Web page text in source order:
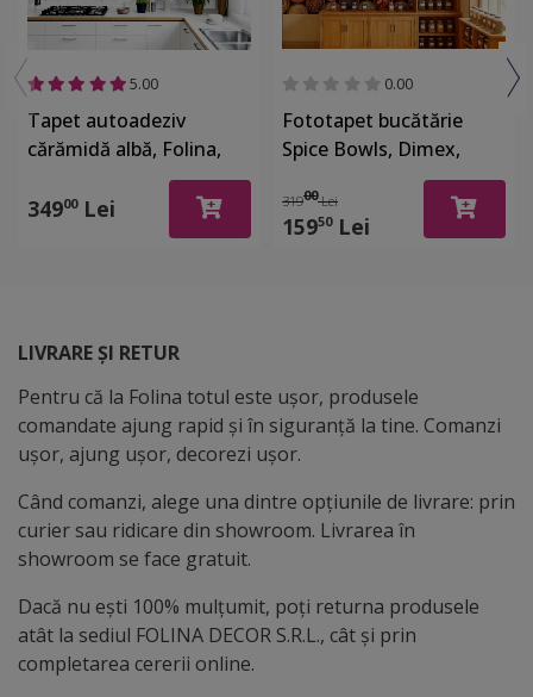
5.00
Tapet autoadeziv
cărămidă albă, Folina,
pentru bucătărie, baie,
balcon, hol, rolă de
34900Lei
0.00
Fototapet bucătărie
Spice Bowls, Dimex,
multicolor, 375x250 cm
31900Lei
15950Lei
LIVRARE ȘI RETUR
Pentru că la Folina totul este ușor, produsele
comandate ajung rapid și în siguranță la tine. Comanzi
ușor, ajung ușor, decorezi ușor.
Când comanzi, alege una dintre opțiunile de livrare: prin
curier sau ridicare din showroom. Livrarea în
showroom se face gratuit.
Dacă nu ești 100% mulțumit, poți returna produsele
atât la sediul FOLINA DECOR S.R.L., cât și prin
completarea cererii online.